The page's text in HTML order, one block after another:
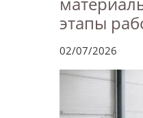
этапы
02/07/2026